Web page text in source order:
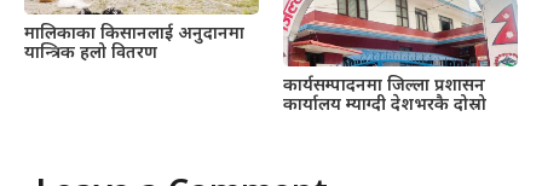
मालिकाका किसानलाई अनुदानमा
यान्त्रिक हलो वितरण
कार्यसम्पादनमा जिल्ला प्रशासन
कार्यालय म्याग्दी देशभरकै दोस्रो